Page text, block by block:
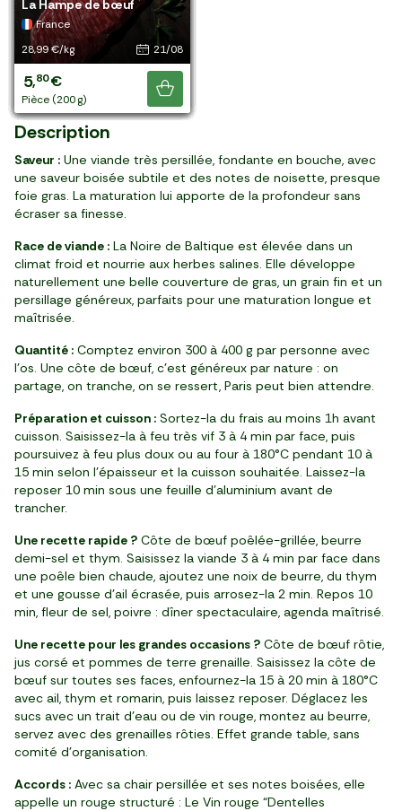
d'Irlande
Irlande
34,99 €/kg
21/08
31,14€
pièce (890 g)
Frères
France
55,99 €/kg
19/08
16,80€
pièce (300 g)
Frères
Argentine
48,99 €/kg
14,21€
pièce (290 g)
Metzger Frères
France
44,99 €/kg
19/08
9,90€
pièce (220 g)
Metzger Frères
Royaume-Uni
28,59 €/kg
19/08
5,72€
pièce (200 g)
Metzger Frères
Royaume-Uni
34,99 €/kg
19/08
5,95€
pièce (170 g)
Frères
Australie
57,99 €/kg
16/08
11,02€
pièce (190 g)
Metzger Frères
Uruguay
39,49 €/kg
16/08
7,90€
pièce (200 g)
Metzger Frères
Argentine
39,99 €/kg
8,00€
pièce (200 g)
Aberdeen - Metzger Frères
Ecosse
51,59 €/kg
19/08
61,91€
pièce (1,2 kg)
d'Irlande
Irlande
24,99 €/kg
23/08
8,25€
2 pièces (330 g)
Le Faux-filet *** BIO
France
41,96 €/kg
18/08
10,49€
pièce (250 g)
d'aloyau***d'Irlande
Irlande
31,99 €/kg
21/08
10,24€
2 pièces (320 g)
Le Steak de boeuf ** BIO
France
39,93 €/kg
21/08
5,99€
pièce (150 g)
bouchère 20% MG
France
21,96 €/kg
14/08
5,49€
2 pièces (250 g)
La Hampe de bœuf
France
28,99 €/kg
21/08
5,80€
pièce (200 g)
a plus, il y en a
encore !
Je découvre
Description
Saveur : Une viande très persillée, fondante en bouche, avec
une saveur boisée subtile et des notes de noisette, presque
foie gras. La maturation lui apporte de la profondeur sans
écraser sa finesse.
Race de viande : La Noire de Baltique est élevée dans un
climat froid et nourrie aux herbes salines. Elle développe
naturellement une belle couverture de gras, un grain fin et un
persillage généreux, parfaits pour une maturation longue et
maîtrisée.
Quantité : Comptez environ 300 à 400 g par personne avec
l’os. Une côte de bœuf, c’est généreux par nature : on
partage, on tranche, on se ressert, Paris peut bien attendre.
Préparation et cuisson : Sortez-la du frais au moins 1h avant
cuisson. Saisissez-la à feu très vif 3 à 4 min par face, puis
poursuivez à feu plus doux ou au four à 180°C pendant 10 à
15 min selon l’épaisseur et la cuisson souhaitée. Laissez-la
reposer 10 min sous une feuille d’aluminium avant de
trancher.
Une recette rapide ? Côte de bœuf poêlée-grillée, beurre
demi-sel et thym. Saisissez la viande 3 à 4 min par face dans
une poêle bien chaude, ajoutez une noix de beurre, du thym
et une gousse d’ail écrasée, puis arrosez-la 2 min. Repos 10
min, fleur de sel, poivre : dîner spectaculaire, agenda maîtrisé.
Une recette pour les grandes occasions ? Côte de bœuf rôtie,
jus corsé et pommes de terre grenaille. Saisissez la côte de
bœuf sur toutes ses faces, enfournez-la 15 à 20 min à 180°C
avec ail, thym et romarin, puis laissez reposer. Déglacez les
sucs avec un trait d’eau ou de vin rouge, montez au beurre,
servez avec des grenailles rôties. Effet grande table, sans
comité d’organisation.
Accords : Avec sa chair persillée et ses notes boisées, elle
appelle un rouge structuré : Le Vin rouge “Dentelles